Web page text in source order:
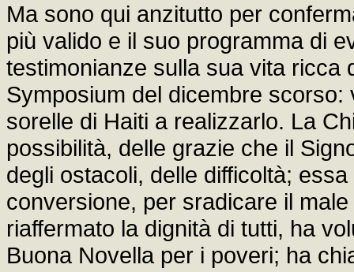
Ma sono qui anzitutto per
più valido e il suo programma di
testimonianze sulla sua vita ricca
Symposium del dicembre
sorelle di Haiti a realizzarlo. La
possibilità, delle grazie che il
degli ostacoli, delle difficoltà;
conversione, per sradicare il
riaffermato la dignità di tutti, ha
Buona Novella per i poveri; ha